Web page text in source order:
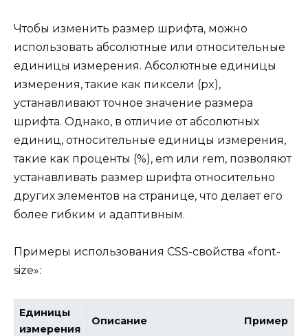
Чтобы изменить размер шрифта, можно
использовать абсолютные или относительные
единицы измерения. Абсолютные единицы
измерения, такие как пиксели (px),
устанавливают точное значение размера
шрифта. Однако, в отличие от абсолютных
единиц, относительные единицы измерения,
такие как проценты (%), em или rem, позволяют
устанавливать размер шрифта относительно
других элементов на странице, что делает его
более гибким и адаптивным.
Примеры использования CSS-свойства «font-
size»:
Единицы
измерения
Описание Пример